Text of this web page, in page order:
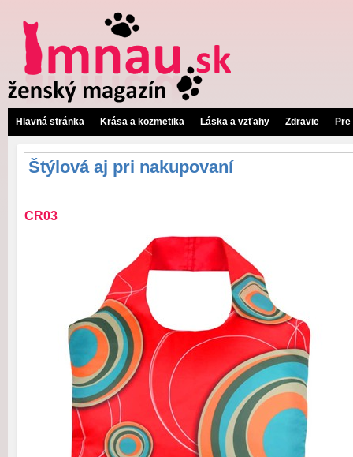
Hlavná stránka Krása a kozmetika Láska a vzťahy Zdravie
Štýlová aj pri nakupovaní
CR03